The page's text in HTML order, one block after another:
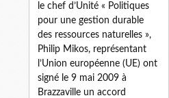
le chef d’Unité « Politiques
pour une gestion durable
des ressources naturelles »,
Philip Mikos, représentant
l’Union européenne (UE) ont
signé le 9 mai 2009 à
Brazzaville un accord